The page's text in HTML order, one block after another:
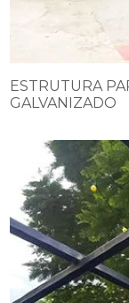
ESTRUTURA
GALVANIZADO